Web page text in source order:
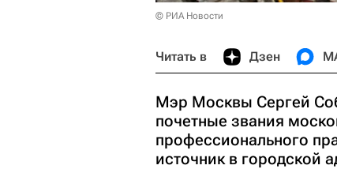
© РИА Новости
Читать в Дзен
Мэр Москвы Сергей
почетные звания
профессионального
источник в городской